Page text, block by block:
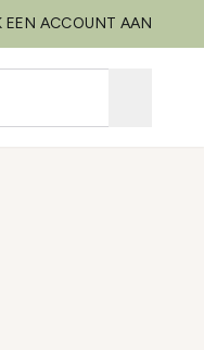
EEN ACCOUNT AAN